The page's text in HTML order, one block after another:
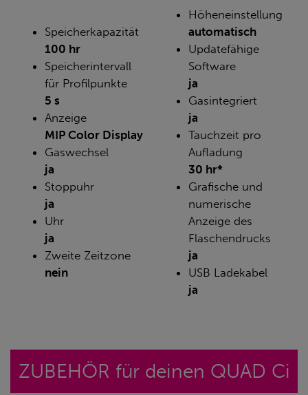
Speicherkapazität
100 hr
Speicherintervall
für Profilpunkte
5 s
Anzeige
MIP Color Display
Gaswechsel
ja
Stoppuhr
ja
Uhr
ja
Zweite Zeitzone
nein
Höheneinstellung
automatisch
Updatefähige
Software
ja
Gasintegriert
ja
Tauchzeit pro
Aufladung
30 hr*
Grafische und
numerische
Anzeige des
Flaschendrucks
ja
USB Ladekabel
ja
ZUBEHÖR für deinen QUAD Ci